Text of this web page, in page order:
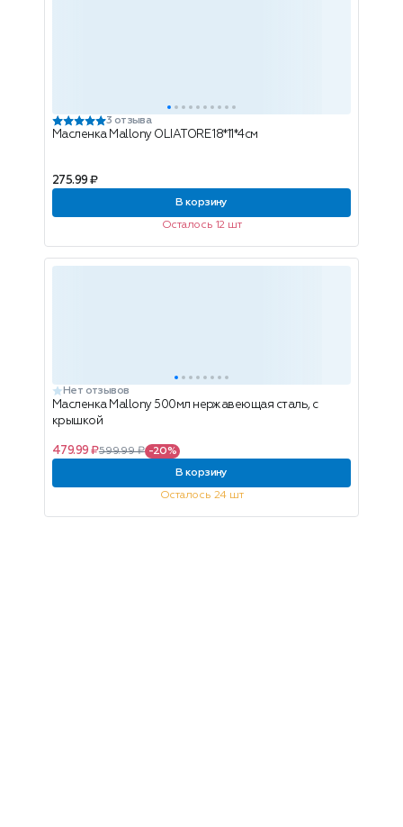
3 отзыва
Масленка Mallony OLIATORE 18*11*4см
275.99 ₽
В корзину
Осталось 12 шт
Нет отзывов
Масленка Mallony 500мл нержавеющая сталь, с
крышкой
479.99 ₽599.99 ₽ -20%
В корзину
Осталось 24 шт